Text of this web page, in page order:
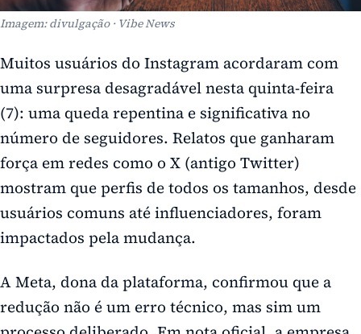
Imagem: divulgação · Vibe News
Muitos usuários do Instagram acordaram com
uma surpresa desagradável nesta quinta-feira
(7): uma queda repentina e significativa no
número de seguidores. Relatos que ganharam
força em redes como o X (antigo Twitter)
mostram que perfis de todos os tamanhos, desde
usuários comuns até influenciadores, foram
impactados pela mudança.
A Meta, dona da plataforma, confirmou que a
redução não é um erro técnico, mas sim um